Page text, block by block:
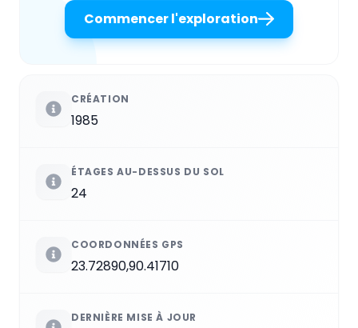
Commencer l'exploration
CRÉATION
1985
ÉTAGES AU-DESSUS DU SOL
24
COORDONNÉES GPS
23.72890,90.41710
DERNIÈRE MISE À JOUR